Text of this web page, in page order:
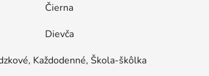
Čierna
Dievča
Každodenné, Škola-škôlka